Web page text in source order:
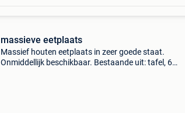
massieve eetplaats
Massief houten eetplaats in zeer goede staat.
Onmiddellijk beschikbaar. Bestaande uit: tafel, 6